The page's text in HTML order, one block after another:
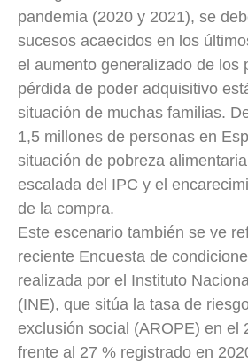
pandemia (2020 y 2021), se
sucesos acaecidos en los
el aumento generalizado de los
pérdida de poder adquisitivo
situación de muchas familias.
1,5 millones de personas en
situación de pobreza
escalada del IPC y el
de la compra.
Este escenario también se ve
reciente Encuesta de
realizada por el Instituto
(INE), que sitúa la tasa de
exclusión social (AROPE) en el
frente al 27 % registrado en